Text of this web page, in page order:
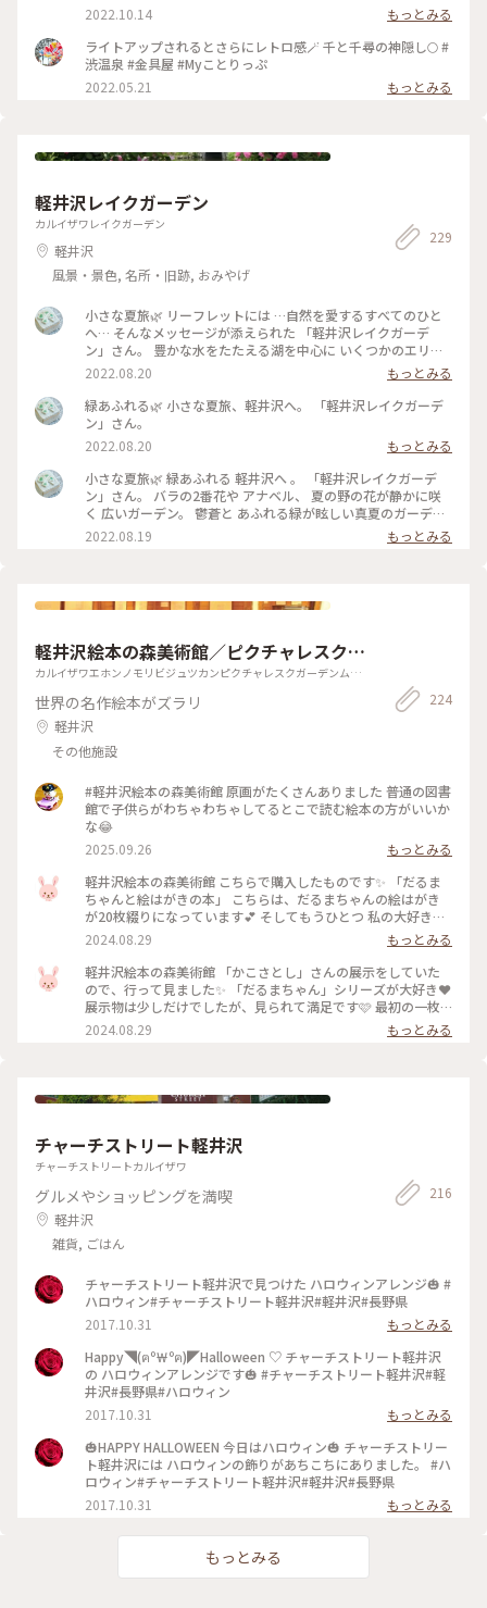
移動できる,ここ渋温泉。外湯めぐりもそれぞれの湯ごとに効
能が異なるとされ,湯比べも楽しい温泉街です。是非とも小布
施の栗めぐりと共に秋を感じてほしいモデルルートです😊✨ #
秋いろとりどり #Myことりっぷ #長野県 #渋温泉#金具屋#温泉
2022.10.14
もっとみる
ライトアップされるとさらにレトロ感🪄 千と千尋の神隠し🌕 #
渋温泉 #金具屋 #Myことりっぷ
2022.05.21
もっとみる
軽井沢レイクガーデン
カルイザワレイクガーデン
軽井沢
風景・景色, 名所・旧跡, おみやげ
229
小さな夏旅🌿 リーフレットには …自然を愛するすべてのひと
へ… そんなメッセージが添えられた 「軽井沢レイクガーデ
ン」さん。 豊かな水をたたえる湖を中心に いくつかのエリア
のある 広い広いガーデン。 湖にかかる めがね橋や架け橋を渡
りながら、 夏の宿根草の咲く小道を 歩きながら、、 自然を心
いっぱい感じる ナチュラルガーデン。 途中の架け橋からの 青
空が映り込んだ眺めの 美しいこと。。 バラのシーズンの見事
さは… 想像するだけで 気持ちも華やぐ。 敷地内には、ショッ
プやカフェ レストランのあるマナーハウスも。。 #夏旅#軽井
沢#軽井沢レイクガーデン#ナチュラルガーデン#緑あふれる#
ゆるり花さんぽ#私のことりっぷ2022 #アートみたいな景色
#Myことりっぷ
2022.08.20
もっとみる
緑あふれる🌿 小さな夏旅、軽井沢へ。 「軽井沢レイクガーデ
ン」さん。
2022.08.20
もっとみる
小さな夏旅🌿 緑あふれる 軽井沢へ 。 「軽井沢レイクガーデ
ン」さん。 バラの2番花や アナベル、 夏の野の花が静かに咲
く 広いガーデン。 鬱蒼と あふれる緑が眩しい真夏のガーデ
ン。 湖の周りを くるりとひとまわりも… 暑くて ちょっと足早
に。。 ふと思い立っての 小さな旅、 もすこし涼しいはず？だ
りっぷ2022 #アートみたいな景色 #Myことりっぷ
2022.08.19 もっとみる
軽井沢絵本の森美術館／ピクチャレスク・
ガーデン（ムーゼの森）
カルイザワエホンノモリビジュツカンピクチャレスクガーデンムー
世界の名作絵本がズラリ
軽井沢
その他施設
224
#軽井沢絵本の森美術館 原画がたくさんありました 普通の図書
館で子供らがわちゃわちゃしてるとこで読む絵本の方がいいか
な😂
2025.09.26
もっとみる
軽井沢絵本の森美術館 こちらで購入したものです✨ 「だるま
ちゃんと絵はがきの本」 こちらは、だるまちゃんの絵はがき
が20枚綴りになっています💕 そしてもうひとつ 私の大好きな
絵本 「ちいさいおうち」 一筆箋があったので、つい買ってし
まいました🩷 家の本棚から引っ張りだし、久しぶりに絵本読
んでみました✨ 台風の影響で、かなり広い範囲で、被害がおき
ていますね💧 これ以上被害が拡大しないことを願います。 皆
さま、しばらくお気を付けて、お過ごしくださいね♡ 私も今週
の森美術館 #かこさとし #だるまちゃんとてんぐちゃん #ちい
2024.08.29
もっとみる
軽井沢絵本の森美術館 「かこさとし」さんの展示をしていた
ので、行って見ました✨ 「だるまちゃん」シリーズが大好き❤️
展示物は少しだけでしたが、見られて満足です🩷 最初の一枚
以外、撮影NGでした💦 チケットを買って館内に入ると、とて
も素敵なお庭と建物がありました🩷 建物の中に、世界の絵本
し #長野 #軽井沢 #ことりっぷ旅2024
2024.08.29 もっとみる
チャーチストリート軽井沢
チャーチストリートカルイザワ
グルメやショッピングを満喫
軽井沢
雑貨, ごはん
216
チャーチストリート軽井沢で見つけた ハロウィンアレンジ🎃 #
ハロウィン#チャーチストリート軽井沢#軽井沢#長野県
2017.10.31
もっとみる
Happy◥(ฅº￦ºฅ)◤Halloween ♡ チャーチストリート軽井沢
の ハロウィンアレンジです🎃 #チャーチストリート軽井沢#軽
井沢#長野県#ハロウィン
2017.10.31
もっとみる
🎃HAPPY HALLOWEEN 今日はハロウィン🎃 チャーチストリー
ト軽井沢には ハロウィンの飾りがあちこちにありました。 #ハ
ロウィン#チャーチストリート軽井沢#軽井沢#長野県
2017.10.31
もっとみる
もっとみる